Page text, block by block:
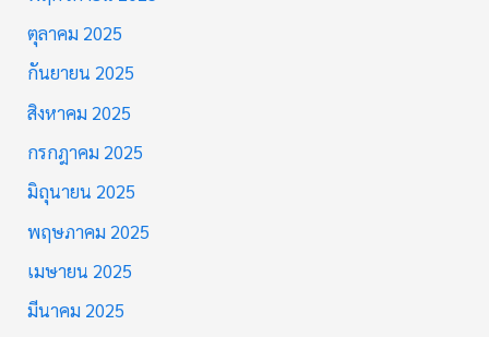
ตุลาคม 2025
กันยายน 2025
สิงหาคม 2025
กรกฎาคม 2025
มิถุนายน 2025
พฤษภาคม 2025
เมษายน 2025
มีนาคม 2025